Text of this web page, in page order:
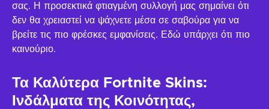
σας. Η προσεκτικά φτιαγμένη συλλογή μας σημαίνει ότι
δεν θα χρειαστεί να ψάχνετε μέσα σε σαβούρα για να
βρείτε τις πιο φρέσκες εμφανίσεις. Εδώ υπάρχει ότι πιο
καινούριο.
Τα Καλύτερα Fortnite Skins:
Ινδάλματα της Κοινότητας,